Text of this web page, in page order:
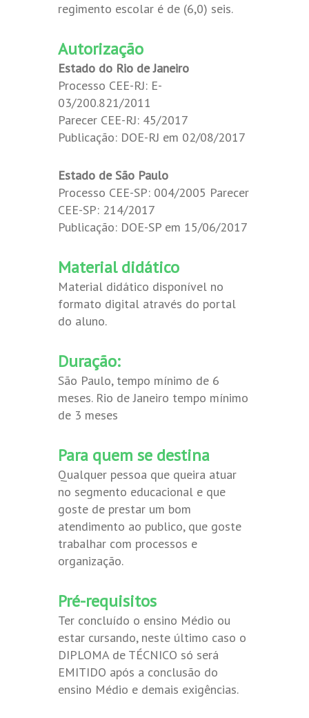
regimento escolar é de (6,0) seis.
Autorização
Estado do Rio de Janeiro
Processo CEE-RJ: E-
03/200.821/2011
Parecer CEE-RJ: 45/2017
Publicação: DOE-RJ em 02/08/2017
Estado de São Paulo
Processo CEE-SP: 004/2005 Parecer
CEE-SP: 214/2017
Publicação: DOE-SP em 15/06/2017
Material didático
Material didático disponível no
formato digital através do portal
do aluno.
Duração:
São Paulo, tempo mínimo de 6
meses. Rio de Janeiro tempo mínimo
de 3 meses
Para quem se destina
Qualquer pessoa que queira atuar
no segmento educacional e que
goste de prestar um bom
atendimento ao publico, que goste
trabalhar com processos e
organização.
Pré-requisitos
Ter concluído o ensino Médio ou
estar cursando, neste último caso o
DIPLOMA de TÉCNICO só será
EMITIDO após a conclusão do
ensino Médio e demais exigências.